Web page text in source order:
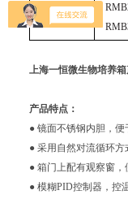
价格
RMB
上海一恒微生物培养箱
产品特点：
● 镜面不锈钢内胆，便
● 采用自然对流循环方
● 箱门上配有观察窗，
● 模糊PID控制器，控